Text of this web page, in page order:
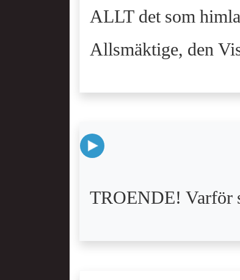
ALLT det som
Allsmäktige, den
TROENDE! Varför